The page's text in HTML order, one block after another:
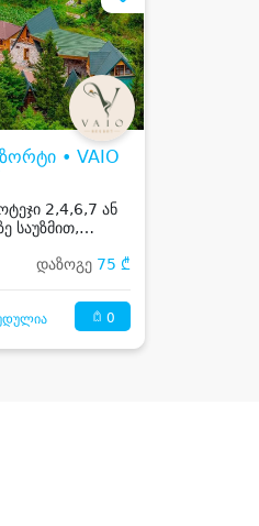
• VAIO
2,4,6,7 ან
საუზმით,
და ჯაკუზით
დაზოგე 75 ₾
0